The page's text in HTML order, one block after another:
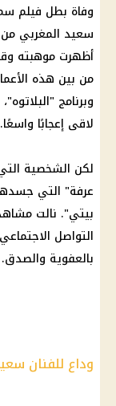
وفاة بطل فيلم
سعيد المغربي من
أظهرت موهبته
من بين هذه
وبرنامج
لاقى إعجابًا واسعًا.
لكن الشخصية
عرفة" التي
بيتي". نالت
التواصل الاجتماعي
بالعفوية والصدق.
وداع للفنان